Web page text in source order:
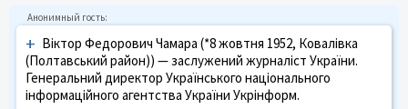
+ Віктор Федорович Чамара (*8 жовтня 1952, Ковалівка
(Полтавський район)) — заслужений журналіст України.
Генеральний директор Українського національного
інформаційного агентства України Укрінформ.